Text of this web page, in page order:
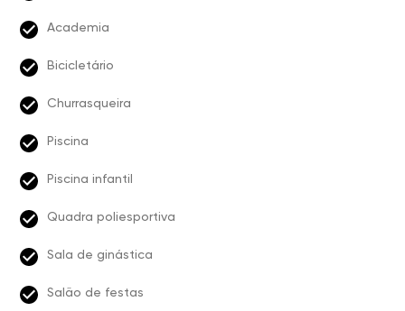
Academia
Bicicletário
Churrasqueira
Piscina
Piscina infantil
Quadra poliesportiva
Sala de ginástica
Salão de festas